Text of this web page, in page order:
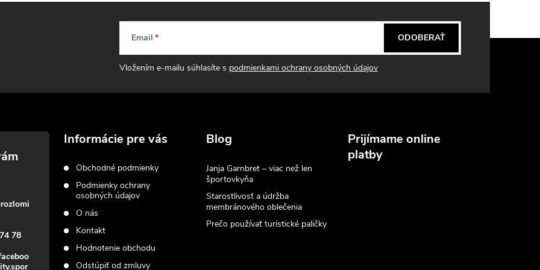
a
n
i
Email
Vložením e-mailu súhlasíte s podmienkami ochrany osobných údajov
ODOBERAŤ
rozlomi
78
Informácie pre vás
Obchodné podmienky
Podmienky ochrany
osobných údajov
O nás
Kontakt
Hodnotenie obchodu
Odstúpiť od zmluvy
Blog
Janja Garnbret – viac než len
športovkyňa
Starostlivosť a údržba
membránového oblečenia
Prečo používať turistické paličky
Prijímame online
platby